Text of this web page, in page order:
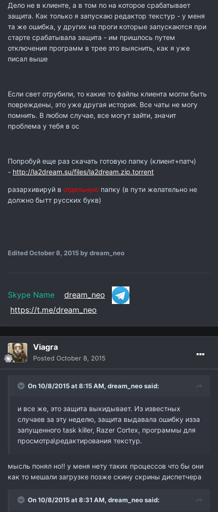
Дело не в клиенте, а в том по на которое срабатывает
защита. Как только я запускаю редактор текстур - у меня
та же ошибка, у других на проги которые запускаются при
старте срабатывала защита - им пришлось путем
отключения программ в трее это выяснить, как я уже
писал выше
Если свет отрубили, то какие то файлы клиента могли быть
повреждены, это уже другая история. Все чаты не могу
помнить. В любом случае, все могут зайти, значит
проблема у тебя в ос
Попробуй еще раз скачать готовую папку (клиент+патч)
- http://la2dream.su/files/la2dream.zip.torrent
разархивируй в отдельную папку (в пути желательно не
должно бытт русских букв)
EditedOctober 8, 2015 by dream_neo
Skype Name dream_neo
https://t.me/dream_neo
Viagra
Posted October 8, 2015
On 10/8/2015 at 8:15 AM, dream_neosaid:
и все же, это защита выкидывает. Из известных
случаев за эту неделю, защита выдавала ошибку изза
запущенного task killer, Razer Cortex, программы для
просмотра\редактирования текстур.
мысль понял но!! у меня нету таких процессов что бы они
как то мешали загрузке позже скину скрины диспетчера
On 10/8/2015 at 8:31 AM, dream_neosaid: